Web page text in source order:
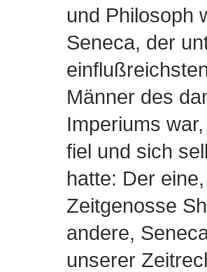
und Philosoph
Seneca, der
Männer des
Imperiums
fiel und sich
hatte: Der
Zeitgenosse
andere,
unserer